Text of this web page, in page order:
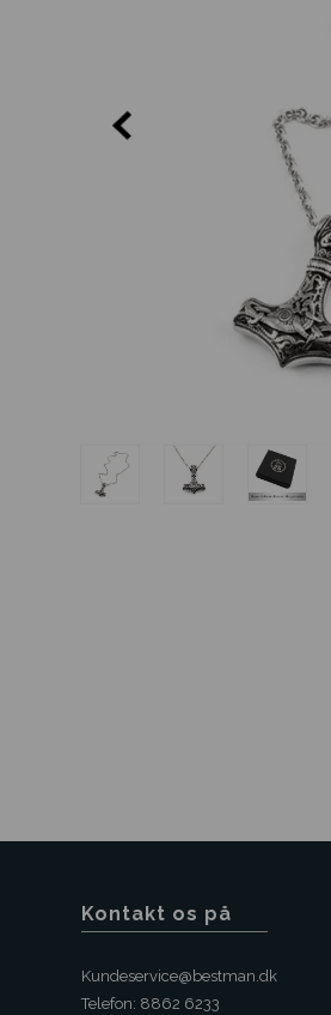
Kontakt os på
Kundeservice@bestman.dk
Telefon: 8862 6233